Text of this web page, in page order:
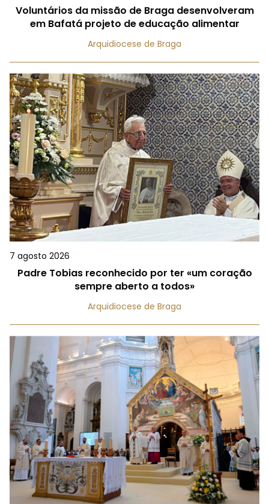
Voluntários da missão de Braga desenvolveram
em Bafatá projeto de educação alimentar
Arquidiocese de Braga
7 agosto 2026
Padre Tobias reconhecido por ter «um coração
sempre aberto a todos»
Arquidiocese de Braga